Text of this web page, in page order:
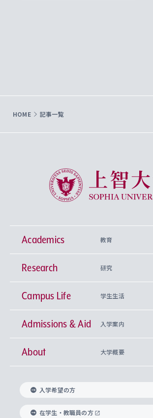
HOME 記事一覧
上智大学 Sophia
Academics 教育
学部
神学部
文学部
総合人間科学部
経済学部
興味から学科を探す
上智大学の全学共通教育
基盤教育センター
キリスト教人間学
身体知
上智大学の語学教育
言語教育研究センター
上智大学のグローバル教育
グローバル教育センター
学びのサポート
Research 研究
研究所 等
キリスト教文化研究所
中世思想研究所
国際言語情報研究所
Sophia Open Research Weeks
産官学連携
知的財産
研究支援制度
Campus Life 学生生活
学期区分と授業時間割
課外活動
課外教育プログラム
ボランティア活動
グローバルな学びのコミュニティ
学生の相談窓口
Admissions & Aid 入学案内
上智大学で取得できる学位
入れの方針）
科目等履修生
About 大学概要
理事長・学長メッセージ
学長・副学長紹介
上智大学の精神
入学希望の方
在学生・教職員の方